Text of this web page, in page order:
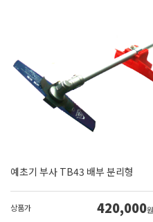
예초기 부사 TB43 배부 분리형
상품가 420,000원